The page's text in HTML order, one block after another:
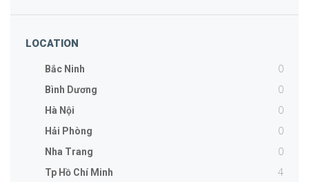
LOCATION
Bắc Ninh 0
Bình Dương 0
Hà Nội 0
Hải Phòng 0
Nha Trang 0
Tp Hồ Chí Minh 4